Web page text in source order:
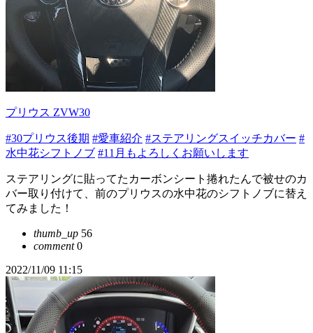
プリウス ZVW30
#30プリウス後期 #愛車紹介 #ステアリングスイッチカバー #
水中花シフトノブ #11月もよろしくお願いします
ステアリングに貼ってたカーボンシート捲れたんで被せのカ
バー取り付けて、前のプリウスの水中花のシフトノブに替え
てみました！
thumb_up 56
comment0
2022/11/09 11:15